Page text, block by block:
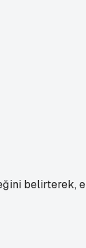
belirterek,